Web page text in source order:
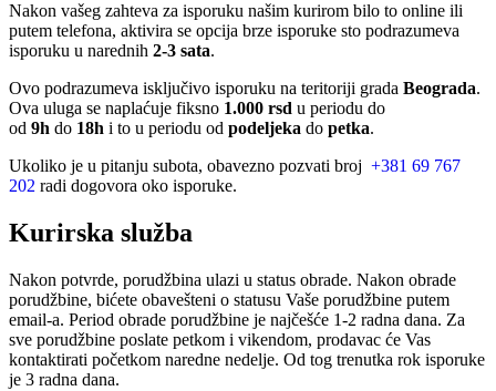
Nakon vašeg zahteva za isporuku našim kurirom bilo to online ili
putem telefona, aktivira se opcija brze isporuke sto podrazumeva
isporuku u narednih 2-3 sata.
Ovo podrazumeva isključivo isporuku na teritoriji grada Beograda.
Ova uluga se naplaćuje fiksno 1.000 rsd u periodu do
od 9h do 18h i to u periodu od podeljeka do petka.
Ukoliko je u pitanju subota, obavezno pozvati broj +381 69 767
202 radi dogovora oko isporuke.
Kurirska služba
Nakon potvrde, porudžbina ulazi u status obrade. Nakon obrade
porudžbine, bićete obavešteni o statusu Vaše porudžbine putem
email-a. Period obrade porudžbine je najčešće 1-2 radna dana. Za
sve porudžbine poslate petkom i vikendom, prodavac će Vas
kontaktirati početkom naredne nedelje. Od tog trenutka rok isporuke
je 3 radna dana.